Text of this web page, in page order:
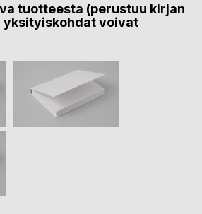
tuotteesta (perustuu kirjan
yksityiskohdat voivat